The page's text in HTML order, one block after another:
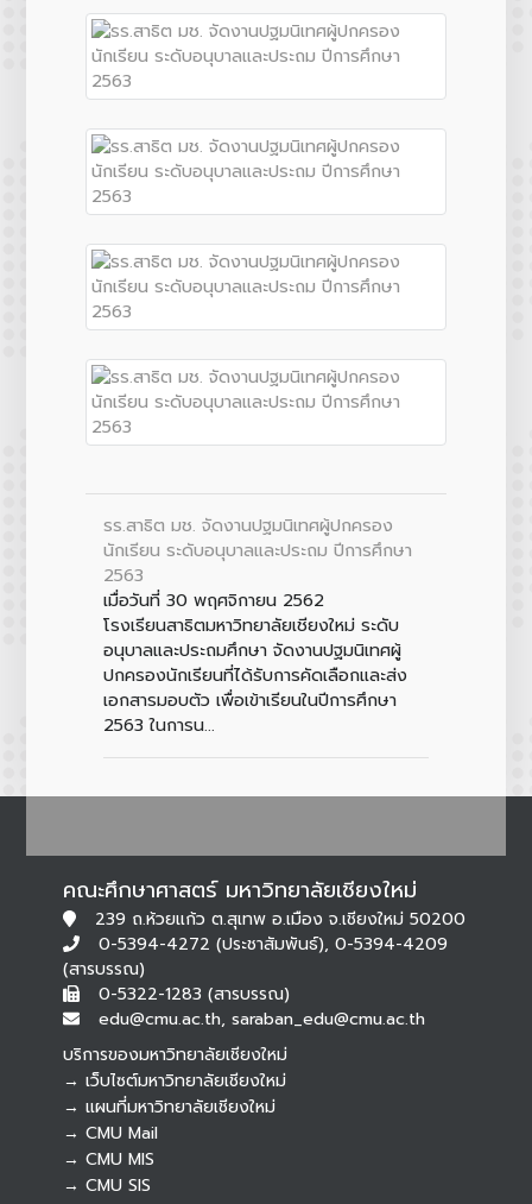
รร.สาธิต มช. จัดงานปฐมนิเทศผู้ปกครอง
นักเรียน ระดับอนุบาลและประถม ปีการศึกษา
2563
เมื่อวันที่ 30 พฤศจิกายน 2562
โรงเรียนสาธิตมหาวิทยาลัยเชียงใหม่ ระดับ
อนุบาลและประถมศึกษา จัดงานปฐมนิเทศผู้
ปกครองนักเรียนที่ได้รับการคัดเลือกและส่ง
เอกสารมอบตัว เพื่อเข้าเรียนในปีการศึกษา
2563 ในการน...
คณะศึกษาศาสตร์ มหาวิทยาลัยเชียงใหม่
239 ถ.ห้วยแก้ว ต.สุเทพ อ.เมือง จ.เชียงใหม่ 50200
0-5394-4272 (ประชาสัมพันธ์), 0-5394-4209
(สารบรรณ)
0-5322-1283 (สารบรรณ)
edu@cmu.ac.th, saraban_edu@cmu.ac.th
บริการของมหาวิทยาลัยเชียงใหม่
→ เว็บไซต์มหาวิทยาลัยเชียงใหม่
→ แผนที่มหาวิทยาลัยเชียงใหม่
→ CMU Mail
→ CMU MIS
→ CMU SIS
Botnoi Assistant
Connecting…